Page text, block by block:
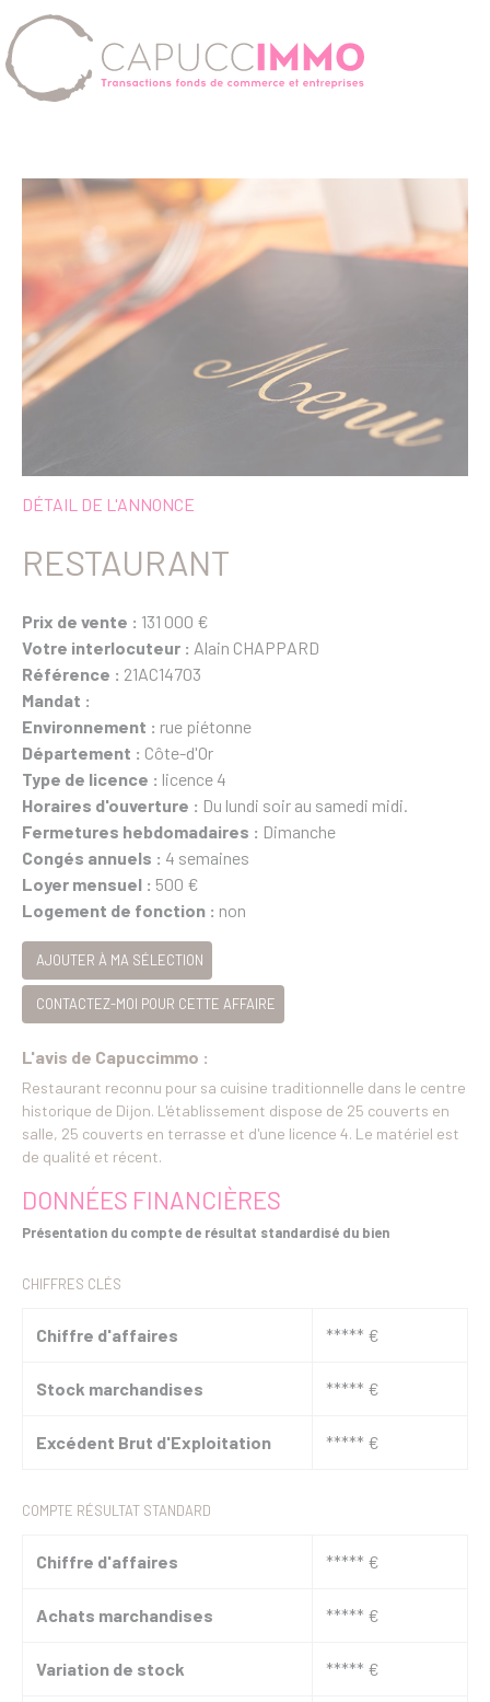
DÉTAIL DE L'ANNONCE
RESTAURANT
Prix de vente : 131 000 €
Votre interlocuteur : Alain CHAPPARD
Référence : 21AC14703
Mandat :
Environnement : rue piétonne
Département : Côte-d'Or
Type de licence : licence 4
Horaires d'ouverture : Du lundi soir au samedi midi.
Fermetures hebdomadaires : Dimanche
Congés annuels : 4 semaines
Loyer mensuel : 500 €
Logement de fonction : non
AJOUTER À MA SÉLECTION
CONTACTEZ-MOI POUR CETTE AFFAIRE
L'avis de Capuccimmo :
Restaurant reconnu pour sa cuisine traditionnelle dans le centre
historique de Dijon. L'établissement dispose de 25 couverts en
salle, 25 couverts en terrasse et d'une licence 4. Le matériel est
de qualité et récent.
DONNÉES FINANCIÈRES
Présentation du compte de résultat standardisé du bien
CHIFFRES CLÉS
Chiffre d'affaires ***** €
Stock marchandises ***** €
Excédent Brut d'Exploitation ***** €
COMPTE RÉSULTAT STANDARD
Chiffre d'affaires ***** €
Achats marchandises ***** €
Variation de stock ***** €